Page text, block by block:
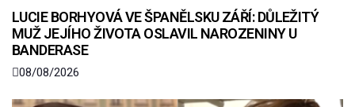
LUCIE BORHYOVÁ VE ŠPANĚLSKU ZÁŘÍ: DŮLEŽITÝ
MUŽ JEJÍHO ŽIVOTA OSLAVIL NAROZENINY U
BANDERASE
08/08/2026